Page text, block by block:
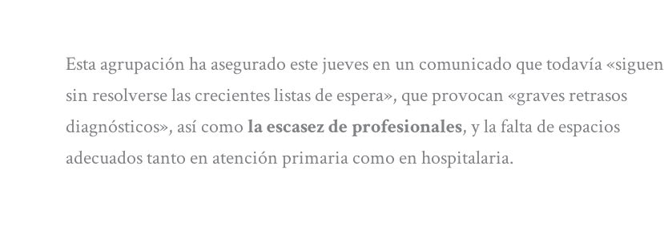
Esta agrupación ha asegurado este jueves en un comunicado que todavía «siguen
sin resolverse las crecientes listas de espera», que provocan «graves retrasos
diagnósticos», así comola escasez de profesionales, y la falta de espacios
adecuados tanto en atención primaria como en hospitalaria.